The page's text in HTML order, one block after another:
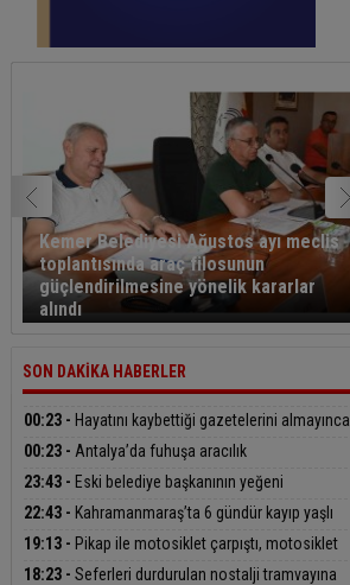
Kemer Belediyesi Ağustos ayı meclis
toplantısında araç filosunun
güçlendirilmesine yönelik kararlar
alındı
SON DAKİKA HABERLER
00:23 - Hayatını kaybettiği gazetelerini almayınca
anlaşıldı
00:23 - Antalya’da fuhuşa aracılık
operasyonunda 7 tutuklama
23:43 - Eski belediye başkanının yeğeni
motosiklet kazasında hayatını kaybetti
22:43 - Kahramanmaraş’ta 6 gündür kayıp yaşlı
adamın Berke Barajı’nda cansız bedeni bulundu
19:13 - Pikap ile motosiklet çarpıştı, motosiklet
sürücüsü yaralandı
18:23 - Seferleri durdurulan nostalji tramvayına